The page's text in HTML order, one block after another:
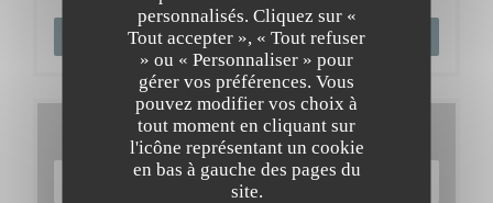
personnalisés. Cliquez sur «
Tout accepter », « Tout refuser
» ou « Personnaliser » pour
gérer vos préférences. Vous
pouvez modifier vos choix à
tout moment en cliquant sur
l'icône représentant un cookie
en bas à gauche des pages du
site.
RÉSERVER
Cartes & Menus
DÉCOUVRIR NOTRE CARTE